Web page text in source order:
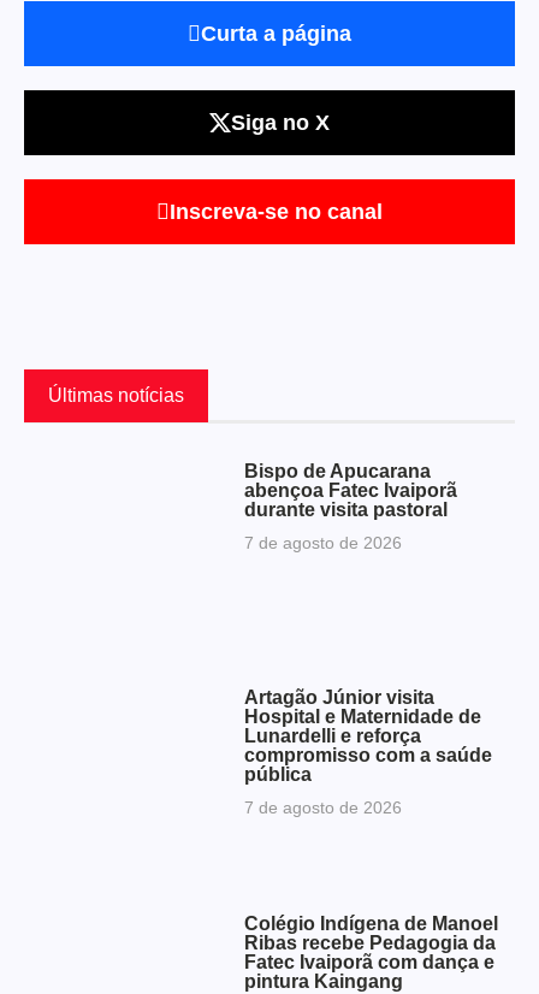
Curta a página
Siga no X
Inscreva-se no canal
Últimas notícias
Bispo de Apucarana
abençoa Fatec Ivaiporã
durante visita pastoral
7 de agosto de 2026
Artagão Júnior visita
Hospital e Maternidade de
Lunardelli e reforça
compromisso com a saúde
pública
7 de agosto de 2026
Colégio Indígena de Manoel
Ribas recebe Pedagogia da
Fatec Ivaiporã com dança e
pintura Kaingang